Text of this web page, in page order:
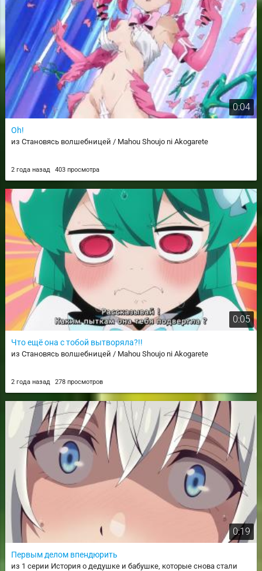
0:04
Oh!
из Становясь волшебницей / Mahou Shoujo ni Akogarete
2 года назад 403 просмотра
0:05
Что ещё она с тобой вытворяла?!!
из Становясь волшебницей / Mahou Shoujo ni Akogarete
2 года назад 278 просмотров
0:19
Первым делом впендюрить
из 1 серии История о дедушке и бабушке, которые снова стали